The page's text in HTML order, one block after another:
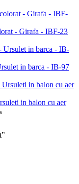
- Girafa - IBF-23
in barca - IB-97
in balon cu aer